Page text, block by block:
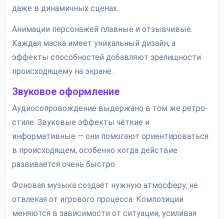
даже в динамичных сценах.
Анимации персонажей плавные и отзывчивые.
Каждая маска имеет уникальный дизайн, а
эффекты способностей добавляют зрелищности
происходящему на экране.
Звуковое оформление
Аудиосопровождение выдержано в том же ретро-
стиле. Звуковые эффекты чёткие и
информативные — они помогают ориентироваться
в происходящем, особенно когда действие
развивается очень быстро.
Фоновая музыка создаёт нужную атмосферу, не
отвлекая от игрового процесса. Композиции
меняются в зависимости от ситуации, усиливая